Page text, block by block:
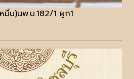
น)นพ.บ.182/1 ผูก1